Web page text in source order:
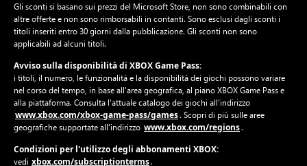
Gli sconti si basano sui prezzi del Microsoft Store, non sono combinabili con
altre offerte e non sono rimborsabili in contanti. Sono esclusi dagli sconti i
titoli inseriti entro 30 giorni dalla pubblicazione. Gli sconti non sono
applicabili ad alcuni titoli.
Avviso sulla disponibilità di XBOX Game Pass:
i titoli, il numero, le funzionalità e la disponibilità dei giochi possono variare
nel corso del tempo, in base all'area geografica, al piano XBOX Game Pass e
alla piattaforma. Consulta l'attuale catalogo dei giochi all'indirizzo
www.xbox.com/xbox-game-pass/games. Scopri di più sulle aree
geografiche supportate all'indirizzo www.xbox.com/regions.
Condizioni per l'utilizzo degli abbonamenti XBOX:
vedi xbox.com/subscriptionterms.